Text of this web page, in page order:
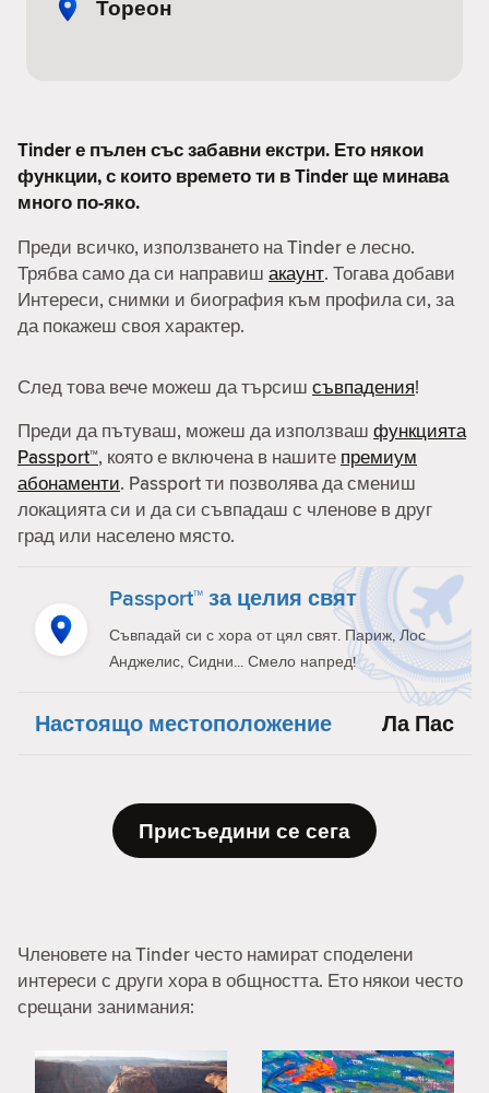
Тореон
Tinder е пълен със забавни екстри. Ето някои
функции, с които времето ти в Tinder ще минава
много по-яко.
Преди всичко, използването на Tinder е лесно.
Трябва само да си направиш акаунт. Тогава добави
Интереси, снимки и биография към профила си, за
да покажеш своя характер.
След това вече можеш да търсиш съвпадения!
Преди да пътуваш, можеш да използваш функцията
Passport™, която е включена в нашите премиум
абонаменти. Passport ти позволява да смениш
локацията си и да си съвпадаш с членове в друг
град или населено място.
Passport™ за целия свят
Съвпадай си с хора от цял свят. Париж, Лос
Анджелис, Сидни... Смело напред!
Настоящо местоположение Ла Пас
Присъедини се сега
Членовете на Tinder често намират споделени
интереси с други хора в общността. Ето някои често
срещани занимания: